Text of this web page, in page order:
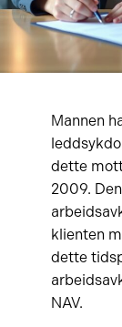
Mannen
dette
2009.
klienten
dette
NAV.